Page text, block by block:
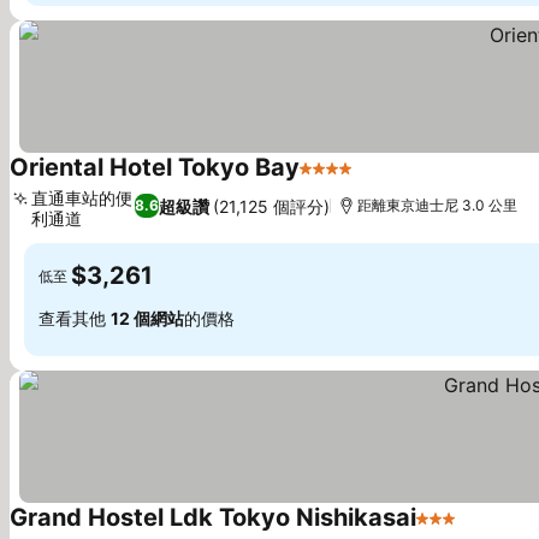
Oriental Hotel Tokyo Bay4 星級
8.6超級讚 (21,125 個評分)
直通車站的便
利通道
距離東京迪士尼 3.0 公里
低至 $3,261
查看其他 12 個網站的價格
Grand Hostel Ldk Tokyo Nishikasai3 星級